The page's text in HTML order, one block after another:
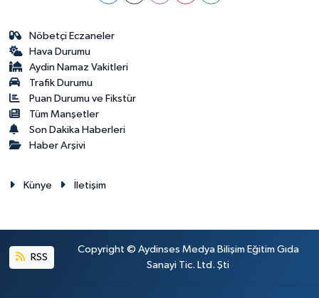
Nöbetçi Eczaneler
Hava Durumu
Aydin Namaz Vakitleri
Trafik Durumu
Puan Durumu ve Fikstür
Tüm Manşetler
Son Dakika Haberleri
Haber Arşivi
Künye İletişim
RSS
Copyright © Aydinses Medya Bilişim Eğitim Gıda
Sanayi Tic. Ltd. Şti